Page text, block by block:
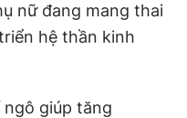
nữ đang mang thai
hệ thần kinh
giúp tăng